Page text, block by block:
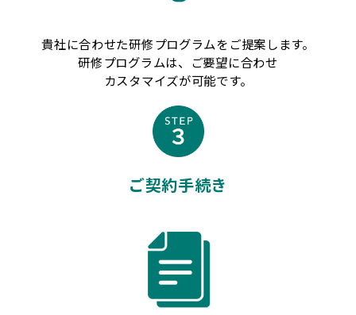
貴社に合わせた研修プログラムをご提案します。
研修プログラムは、ご要望に合わせ
カスタマイズが可能です。
ご契約手続き